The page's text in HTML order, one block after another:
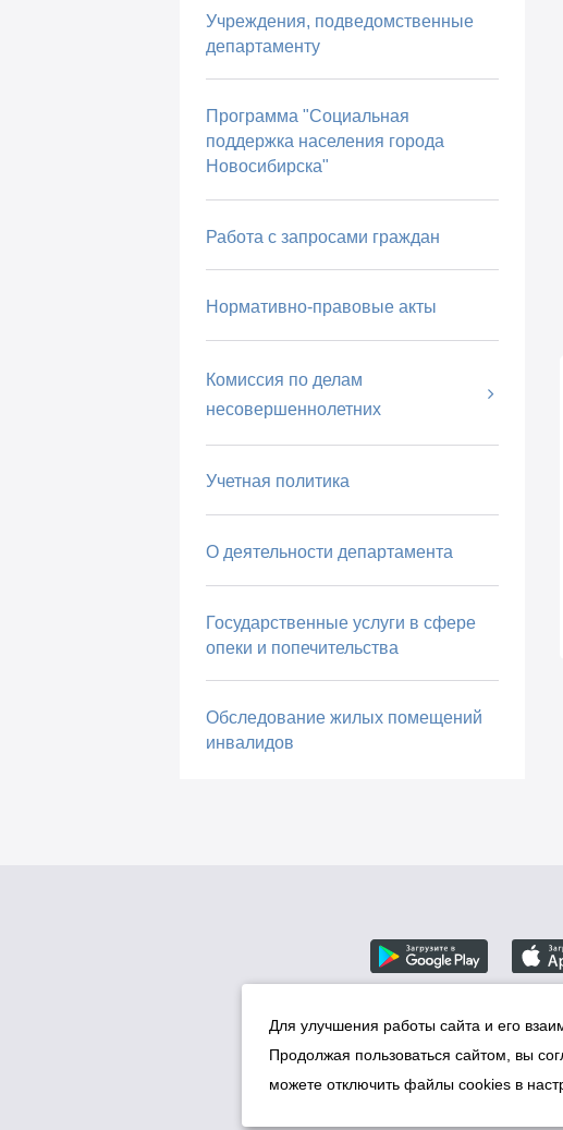
Учреждения, подведомственные
департаменту
Программа "Социальная
поддержка населения города
Новосибирска"
Работа с запросами граждан
Нормативно-правовые акты
Комиссия по делам
несовершеннолетних
Учетная политика
О деятельности департамента
Государственные услуги в сфере
опеки и попечительства
Обследование жилых помещений
инвалидов
Для улучшения работы сайта и его
Продолжая пользоваться сайтом, вы
можете отключить файлы cookies в